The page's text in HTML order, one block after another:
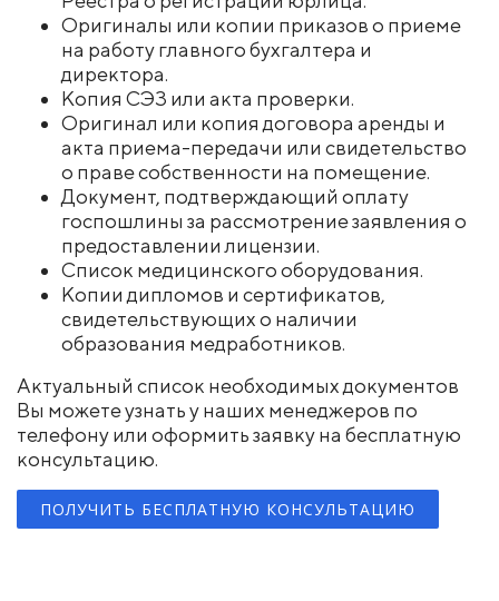
Оригиналы или копии приказов о приеме
на работу главного бухгалтера и
директора.
Копия СЭЗ или акта проверки.
Оригинал или копия договора аренды и
акта приема-передачи или свидетельство
о праве собственности на помещение.
Документ, подтверждающий оплату
госпошлины за рассмотрение заявления о
предоставлении лицензии.
Список медицинского оборудования.
Копии дипломов и сертификатов,
свидетельствующих о наличии
образования медработников.
Актуальный список необходимых документов
Вы можете узнать у наших менеджеров по
телефону или оформить заявку на бесплатную
консультацию.
ПОЛУЧИТЬ БЕСПЛАТНУЮ КОНСУЛЬТАЦИЮ